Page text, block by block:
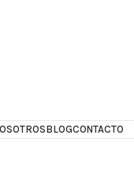
BLOGCONTACTO